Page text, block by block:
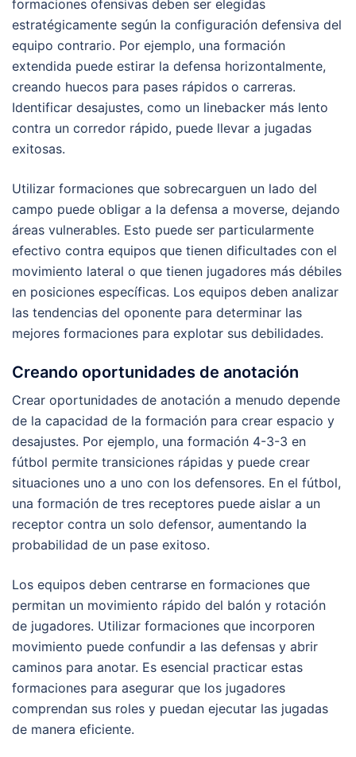
formaciones ofensivas deben ser elegidas
estratégicamente según la configuración defensiva del
equipo contrario. Por ejemplo, una formación
extendida puede estirar la defensa horizontalmente,
creando huecos para pases rápidos o carreras.
Identificar desajustes, como un linebacker más lento
contra un corredor rápido, puede llevar a jugadas
exitosas.
Utilizar formaciones que sobrecarguen un lado del
campo puede obligar a la defensa a moverse, dejando
áreas vulnerables. Esto puede ser particularmente
efectivo contra equipos que tienen dificultades con el
movimiento lateral o que tienen jugadores más débiles
en posiciones específicas. Los equipos deben analizar
las tendencias del oponente para determinar las
mejores formaciones para explotar sus debilidades.
Creando oportunidades de anotación
Crear oportunidades de anotación a menudo depende
de la capacidad de la formación para crear espacio y
desajustes. Por ejemplo, una formación 4-3-3 en
fútbol permite transiciones rápidas y puede crear
situaciones uno a uno con los defensores. En el fútbol,
una formación de tres receptores puede aislar a un
receptor contra un solo defensor, aumentando la
probabilidad de un pase exitoso.
Los equipos deben centrarse en formaciones que
permitan un movimiento rápido del balón y rotación
de jugadores. Utilizar formaciones que incorporen
movimiento puede confundir a las defensas y abrir
caminos para anotar. Es esencial practicar estas
formaciones para asegurar que los jugadores
comprendan sus roles y puedan ejecutar las jugadas
de manera eficiente.